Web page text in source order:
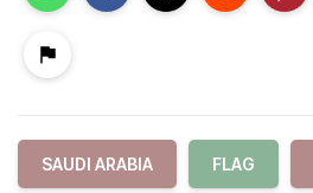
SAUDI ARABIA FLAG